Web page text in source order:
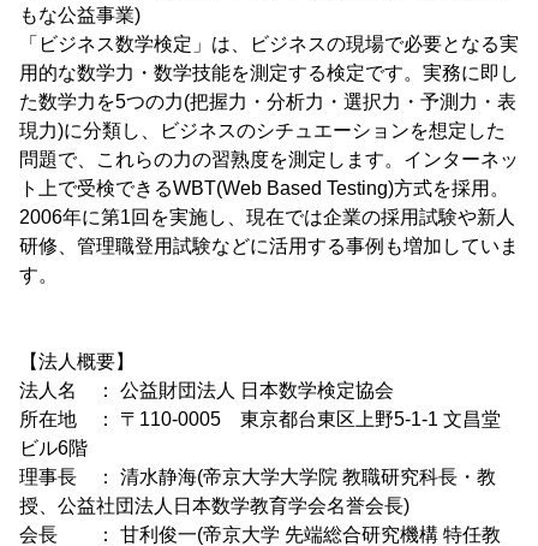
もな公益事業)
「ビジネス数学検定」は、ビジネスの現場で必要となる実
用的な数学力・数学技能を測定する検定です。実務に即し
た数学力を5つの力(把握力・分析力・選択力・予測力・表
現力)に分類し、ビジネスのシチュエーションを想定した
問題で、これらの力の習熟度を測定します。インターネッ
ト上で受検できるWBT(Web Based Testing)方式を採用。
2006年に第1回を実施し、現在では企業の採用試験や新人
研修、管理職登用試験などに活用する事例も増加していま
す。
【法人概要】
法人名 ： 公益財団法人 日本数学検定協会
所在地 ： 〒110-0005 東京都台東区上野5-1-1 文昌堂
ビル6階
理事長 ： 清水静海(帝京大学大学院 教職研究科長・教
授、公益社団法人日本数学教育学会名誉会長)
会長 ： 甘利俊一(帝京大学 先端総合研究機構 特任教